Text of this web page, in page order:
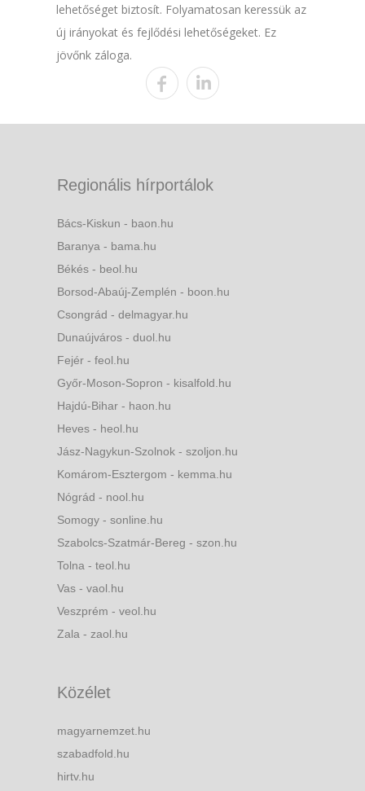
lehetőséget biztosít. Folyamatosan keressük az
új irányokat és fejlődési lehetőségeket. Ez
jövőnk záloga.
Regionális hírportálok
Bács-Kiskun - baon.hu
Baranya - bama.hu
Békés - beol.hu
Borsod-Abaúj-Zemplén - boon.hu
Csongrád - delmagyar.hu
Dunaújváros - duol.hu
Fejér - feol.hu
Győr-Moson-Sopron - kisalfold.hu
Hajdú-Bihar - haon.hu
Heves - heol.hu
Jász-Nagykun-Szolnok - szoljon.hu
Komárom-Esztergom - kemma.hu
Nógrád - nool.hu
Somogy - sonline.hu
Szabolcs-Szatmár-Bereg - szon.hu
Tolna - teol.hu
Vas - vaol.hu
Veszprém - veol.hu
Zala - zaol.hu
Közélet
magyarnemzet.hu
szabadfold.hu
hirtv.hu